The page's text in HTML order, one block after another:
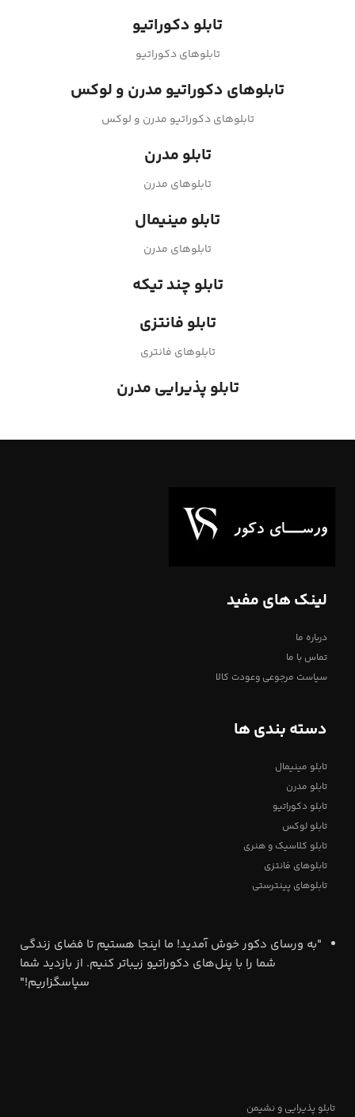
تابلو دکوراتیو
تابلوهای دکوراتیو
تابلوهای دکوراتیو مدرن و لوکس
تابلوهای دکوراتیو مدرن و لوکس
تابلو مدرن
تابلوهای مدرن
تابلو مینیمال
تابلوهای مدرن
تابلو چند تیکه
تابلو فانتزی
تابلوهای فانتری
تابلو پذیرایی مدرن
لینک های مفید
درباره ما
تماس با ما
سیاست مرجوعی وعودت کالا
دسته بندی ها
تابلو مینیمال
تابلو مدرن
تابلو دکوراتیو
تابلو لوکس
تابلو کلاسیک و هنری
تابلوهای فانتزی
تابلوهای پینترستی
"به ورسای دکور خوش آمدید! ما اینجا هستیم تا فضای زندگی
شما را با پنل‌های دکوراتیو زیباتر کنیم. از بازدید شما
سپاسگزاریم!"
تابلو پذیرایی و نشیمن